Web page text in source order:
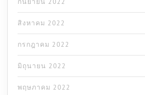
สิงหาคม 2022
กรกฎาคม 2022
มิถุนายน 2022
พฤษภาคม 2022